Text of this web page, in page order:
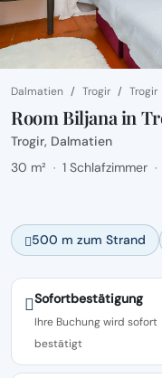
Dalmatien Trogir Trogir
Room Biljana in
Trogir, Dalmatien
30 m² · 1 Schlafzimmer ·
500 m zum Strand
Sofortbestätigung
Ihre Buchung wird sofort
bestätigt